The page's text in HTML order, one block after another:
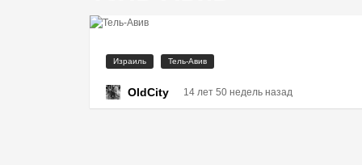
Израиль Тель-Авив
OldCity 14 лет 50 недель назад